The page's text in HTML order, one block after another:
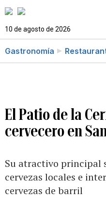
10 de agosto de 2026
Gastronomía
El Patio de la
cervecero en
Su atractivo principal
cervezas locales e
cervezas de barril